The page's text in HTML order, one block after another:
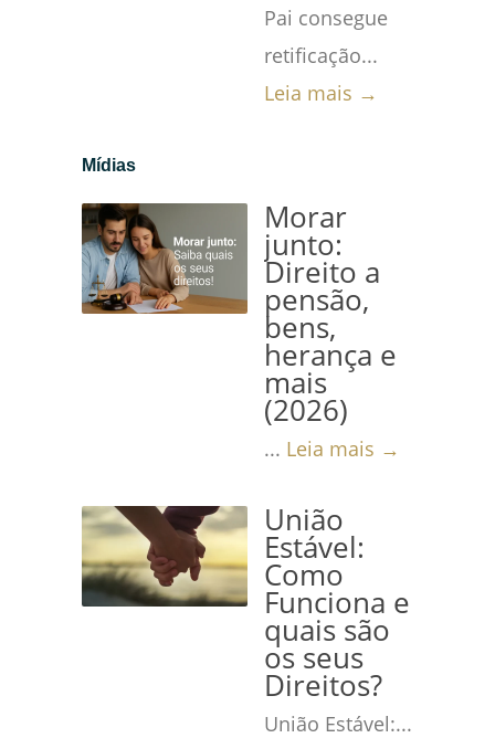
Pai consegue
retificação...
Leia mais →
Mídias
Morar
junto:
Direito a
pensão,
bens,
herança e
mais
(2026)
... Leia mais →
União
Estável:
Como
Funciona e
quais são
os seus
Direitos?
União Estável:...